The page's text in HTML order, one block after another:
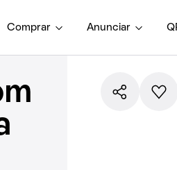
Comprar Anunciar